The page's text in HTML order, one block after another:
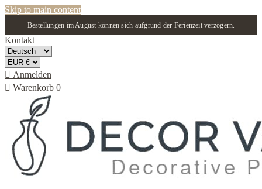
Skip to main content
Bestellungen im August können sich aufgrund der Ferienzeit verzögern.
Kontakt
 Anmelden
 Warenkorb 0